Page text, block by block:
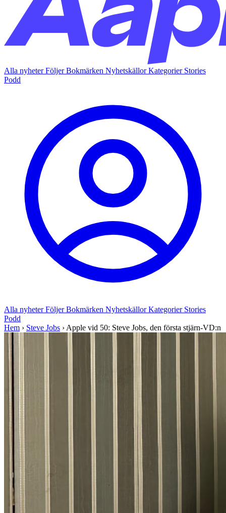
Alla nyheterFöljerBokmärken NyhetskällorKategorier Stories
Podd
Alla nyheterFöljerBokmärken NyhetskällorKategorier Stories
Podd
Hem › Steve Jobs › Apple vid 50: Steve Jobs, den första stjärn-VD:n